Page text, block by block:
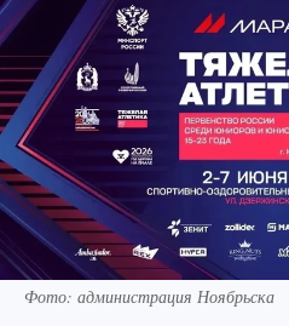
Фото: администрация Ноябрьска